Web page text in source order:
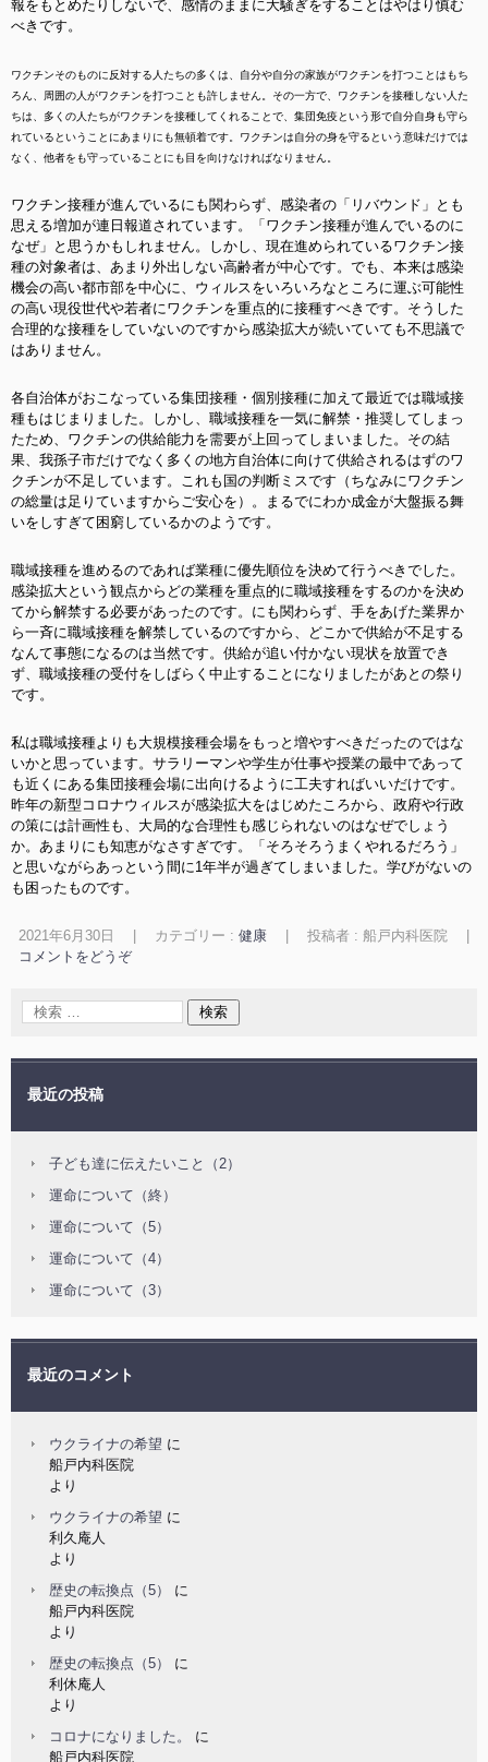
報をもとめたりしないで、感情のままに大騒ぎをすることはやはり慎む
べきです。
ワクチンそのものに反対する人たちの多くは、自分や自分の家族がワクチンを打つことはもち
ろん、周囲の人がワクチンを打つことも許しません。その一方で、ワクチンを接種しない人た
ちは、多くの人たちがワクチンを接種してくれることで、集団免疫という形で自分自身も守ら
れているということにあまりにも無頓着です。ワクチンは自分の身を守るという意味だけでは
なく、他者をも守っていることにも目を向けなければなりません。
ワクチン接種が進んでいるにも関わらず、感染者の「リバウンド」とも
思える増加が連日報道されています。「ワクチン接種が進んでいるのに
なぜ」と思うかもしれません。しかし、現在進められているワクチン接
種の対象者は、あまり外出しない高齢者が中心です。でも、本来は感染
機会の高い都市部を中心に、ウィルスをいろいろなところに運ぶ可能性
の高い現役世代や若者にワクチンを重点的に接種すべきです。そうした
合理的な接種をしていないのですから感染拡大が続いていても不思議で
はありません。
各自治体がおこなっている集団接種・個別接種に加えて最近では職域接
種もはじまりました。しかし、職域接種を一気に解禁・推奨してしまっ
たため、ワクチンの供給能力を需要が上回ってしまいました。その結
果、我孫子市だけでなく多くの地方自治体に向けて供給されるはずのワ
クチンが不足しています。これも国の判断ミスです（ちなみにワクチン
の総量は足りていますからご安心を）。まるでにわか成金が大盤振る舞
いをしすぎて困窮しているかのようです。
職域接種を進めるのであれば業種に優先順位を決めて行うべきでした。
感染拡大という観点からどの業種を重点的に職域接種をするのかを決め
てから解禁する必要があったのです。にも関わらず、手をあげた業界か
ら一斉に職域接種を解禁しているのですから、どこかで供給が不足する
なんて事態になるのは当然です。供給が追い付かない現状を放置でき
ず、職域接種の受付をしばらく中止することになりましたがあとの祭り
です。
私は職域接種よりも大規模接種会場をもっと増やすべきだったのではな
いかと思っています。サラリーマンや学生が仕事や授業の最中であって
も近くにある集団接種会場に出向けるように工夫すればいいだけです。
昨年の新型コロナウィルスが感染拡大をはじめたころから、政府や行政
の策には計画性も、大局的な合理性も感じられないのはなぜでしょう
か。あまりにも知恵がなさすぎです。「そろそろうまくやれるだろう」
と思いながらあっという間に1年半が過ぎてしまいました。学びがないの
も困ったものです。
2021年6月30日 カテゴリー : 健康 投稿者 : 船戸内科医院
コメントをどうぞ
最近の投稿
子ども達に伝えたいこと（2）
運命について（終）
運命について（5）
運命について（4）
運命について（3）
最近のコメント
ウクライナの希望 に
船戸内科医院
より
ウクライナの希望 に
利久庵人
より
歴史の転換点（5）
に
船戸内科医院
より
歴史の転換点（5）
に
利休庵人
より
コロナになりました。
に
船戸内科医院